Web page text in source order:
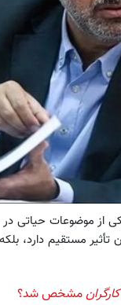
از موضوعات حیاتی
مستقیم دارد،
کارگرانمشخص شد؟